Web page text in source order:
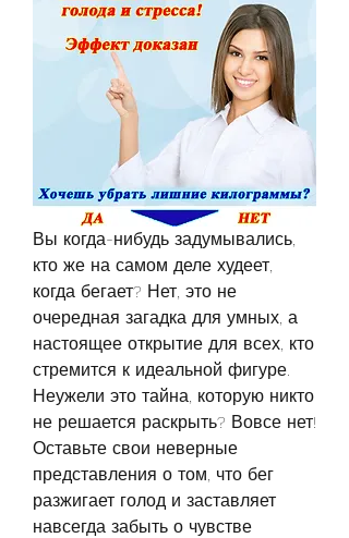
Вы когда-нибудь задумывались,
кто же на самом деле худеет,
когда бегает? Нет, это не
очередная загадка для умных, а
настоящее открытие для всех, кто
стремится к идеальной фигуре.
Неужели это тайна, которую никто
не решается раскрыть? Вовсе нет!
Оставьте свои неверные
представления о том, что бег
разжигает голод и заставляет
навсегда забыть о чувстве